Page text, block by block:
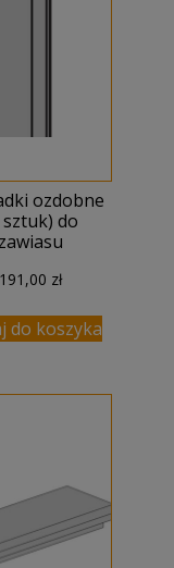
ozdobne
sztuk) do
zawiasu
191,00 zł
do koszyka